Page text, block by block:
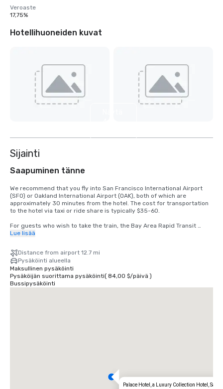
Veroaste
17,75%
Hotellihuoneiden kuvat
Sijainti
Saapuminen tänne
We recommend that you fly into San Francisco International Airport
(SFO) or Oakland International Airport (OAK), both of which are
approximately 30 minutes from the hotel. The cost for transportation
to the hotel via taxi or ride share is typically $35-60.
For guests who wish to take the train, the Bay Area Rapid Transit
(BART) train runs between SFO and San Francisco every 15-20
station located in the international terminal. Exit the train at the
Montgomery Street Station. The Palace Hotel is located at the corner
of Market and New Montgomery Street, directly across from the train
station. The total cost is $8.65. Travel time is approximately 45
minutes.
Lue lisää
Distance from airport 12.7 mi
Pysäköinti alueella
Maksullinen pysäköinti
Pysäköijän suorittama pysäköinti( 84,00 $/päivä )
Bussipysäköinti
Palace Hotel, a Luxury Collection Hotel, San